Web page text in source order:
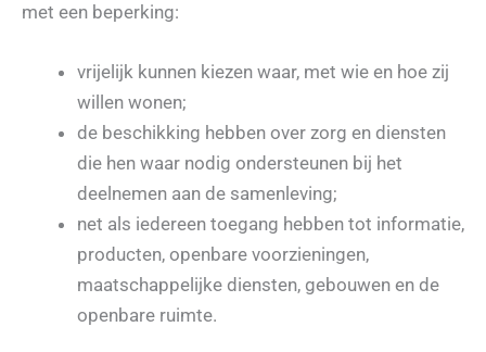
met een beperking:
vrijelijk kunnen kiezen waar, met wie en hoe zij
willen wonen;
de beschikking hebben over zorg en diensten
die hen waar nodig ondersteunen bij het
deelnemen aan de samenleving;
net als iedereen toegang hebben tot informatie,
producten, openbare voorzieningen,
maatschappelijke diensten, gebouwen en de
openbare ruimte.